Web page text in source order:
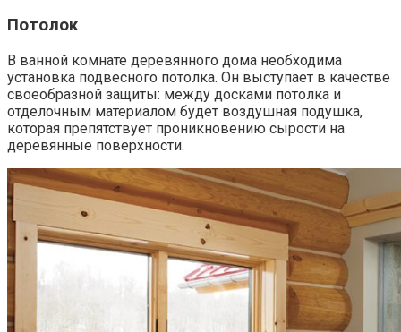
Потолок
В ванной комнате деревянного дома необходима
установка подвесного потолка. Он выступает в качестве
своеобразной защиты: между досками потолка и
отделочным материалом будет воздушная подушка,
которая препятствует проникновению сырости на
деревянные поверхности.